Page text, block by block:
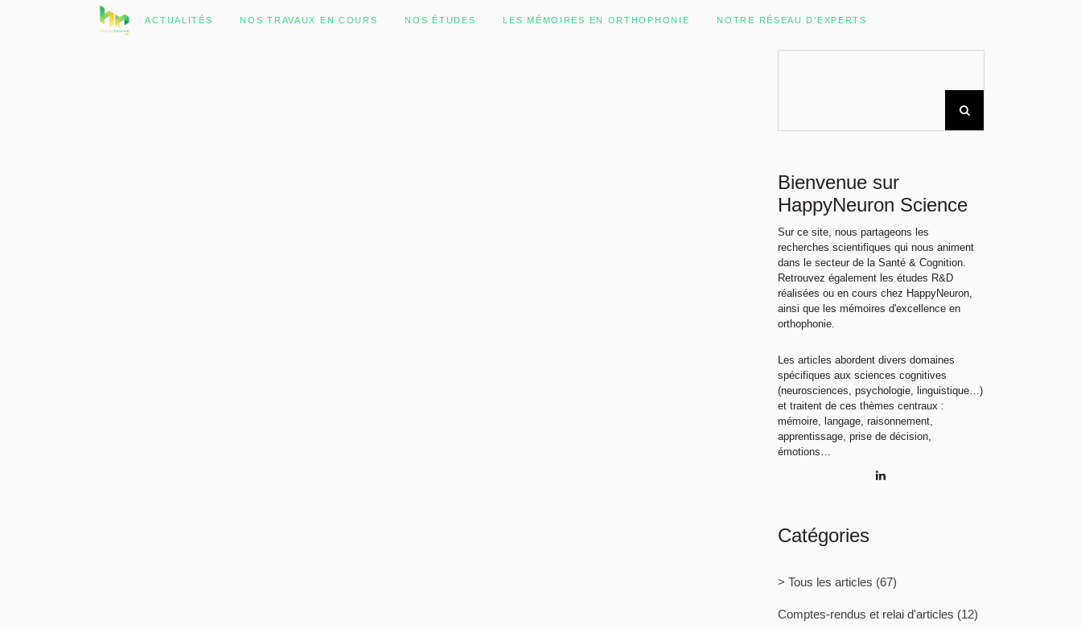
ACTUALITÉS NOS TRAVAUX EN COURS NOS ÉTUDES LES MÉMOIRES EN ORTHOPHONIE NOTRE RÉSEAU D’EXPERTS
No posts were found.
Rechercher sur le site
Bienvenue sur
HappyNeuron Science
Sur ce site, nous partageons les
recherches scientifiques qui nous animent
dans le secteur de la Santé & Cognition.
Retrouvez également les études R&D
réalisées ou en cours chez HappyNeuron,
ainsi que les mémoires d'excellence en
orthophonie.
Les articles abordent divers domaines
spécifiques aux sciences cognitives
(neurosciences, psychologie, linguistique…)
et traitent de ces thèmes centraux :
mémoire, langage, raisonnement,
apprentissage, prise de décision,
émotions…
Catégories
> Tous les articles (67)
Comptes-rendus et relai d'articles (12)